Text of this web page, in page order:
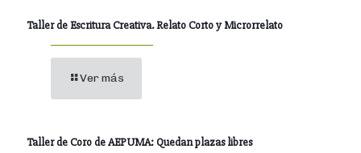
Taller de Escritura Creativa. Relato Corto y Microrrelato
Ver más
Taller de Coro de AEPUMA: Quedan plazas libres